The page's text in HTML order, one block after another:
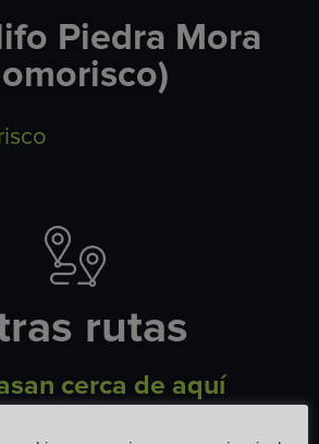
Piedra Mora
rutas
cerca de aquí